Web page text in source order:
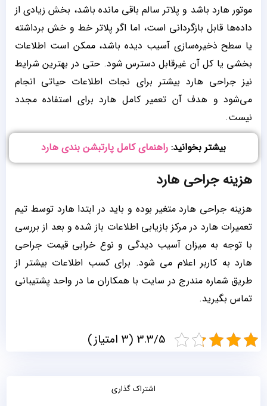
موتور هارد باشد و پلاتر سالم باقی مانده باشد، بخش زیادی از
داده‌ها قابل بازگردانی است، اما اگر پلاتر خط و خش برداشته
یا سطح ذخیره‌سازی آسیب دیده باشد، ممکن است اطلاعات
بخشی یا کل آن غیرقابل دسترس شود. حتی در بهترین شرایط
نیز جراحی هارد بیشتر برای نجات اطلاعات حیاتی انجام
می‌شود و هدف آن تعمیر کامل هارد برای استفاده مجدد
نیست.
بیشتر بخوانید: راهنمای کامل پارتبشن بندی هارد
هزینه جراحی هارد
هزینه جراحی هارد متغیر بوده و باید در ابتدا هارد توسط تیم
تعمیرات هارد در مرکز بازیابی اطلاعات باز شده و بعد از بررسی
با توجه به میزان آسیب دیدگی و نوع خرابی قیمت جراحی
هارد به کاربر اعلام می شود. برای کسب اطلاعات بیشتر از
طریق شماره مندرج در سایت با همکاران ما در واحد پشتیبانی
تماس بگیرید.
3.3/5 (3 امتیاز)
اشتراک گذاری